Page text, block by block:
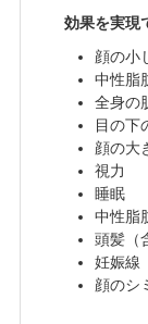
効果を実現
顔の
中性
全身
目の
顔の
視力
睡眠
中性脂
頭髪
妊娠
顔の